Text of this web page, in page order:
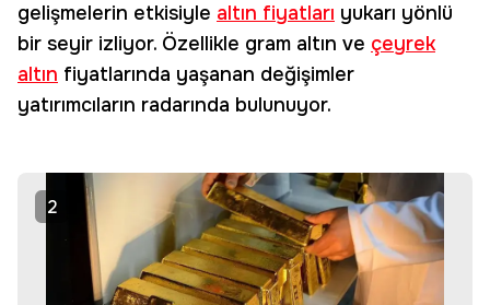
gelişmelerin etkisiyle altın fiyatları yukarı yönlü
bir seyir izliyor. Özellikle gram altın ve çeyrek
altın fiyatlarında yaşanan değişimler
yatırımcıların radarında bulunuyor.
2